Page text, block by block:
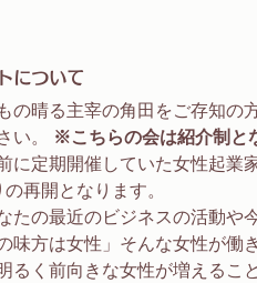
について
の晴る主宰の角田をご存知の
い。
※こちらの会は紹介制と
に定期開催していた女性起業
再開となります。
たの最近のビジネスの活動や
味方は女性」そんな女性が働
るく前向きな女性が増えるこ